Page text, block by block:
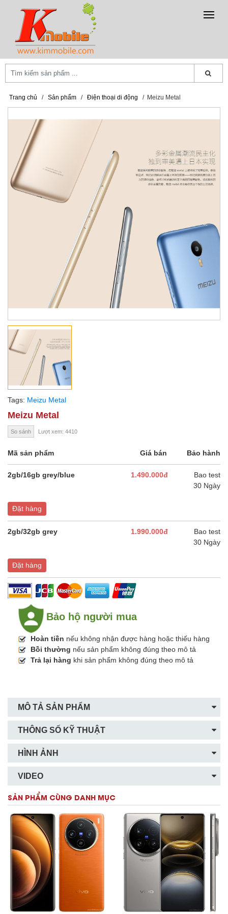
Trang chủ / Sản phẩm / Điện thoại di động / Meizu Metal
Tags: Meizu Metal
Meizu Metal
So sánh Lượt xem: 4410
Mã sản phẩm Giá bán Bảo hành
2gb/16gb grey/blue 1.490.000đ
Bao test
30 Ngày
Đặt hàng
2gb/32gb grey 1.990.000đ
Bao test
30 Ngày
Đặt hàng
Bảo hộ người mua
Hoàn tiền nếu không nhận được hàng hoặc thiếu hàng
Bồi thường nếu sản phẩm không đúng theo mô tả
Trả lại hàng khi sản phẩm không đúng theo mô tả
MÔ TẢ SẢN PHẨM
THÔNG SỐ KỸ THUẬT
HÌNH ẢNH
VIDEO
SẢN PHẨM CÙNG DANH MỤC